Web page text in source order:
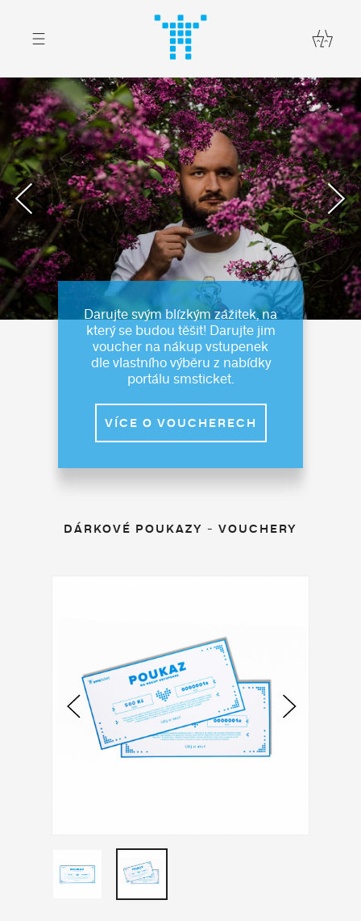
◀ ▶
Darujte svým blízkým zážitek, na
který se budou těšit! Darujte jim
voucher na nákup vstupenek
dle vlastního výběru z nabídky
portálu smsticket.
VÍCE O VOUCHERECH
DÁRKOVÉ POUKAZY - VOUCHERY
◀ ▶
Zakaznik.cz
Zpracovávám...